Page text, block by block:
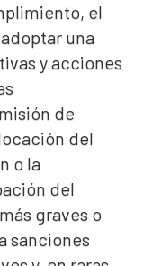
el
una
y acciones
de
del
o la
del
graves o
sanciones